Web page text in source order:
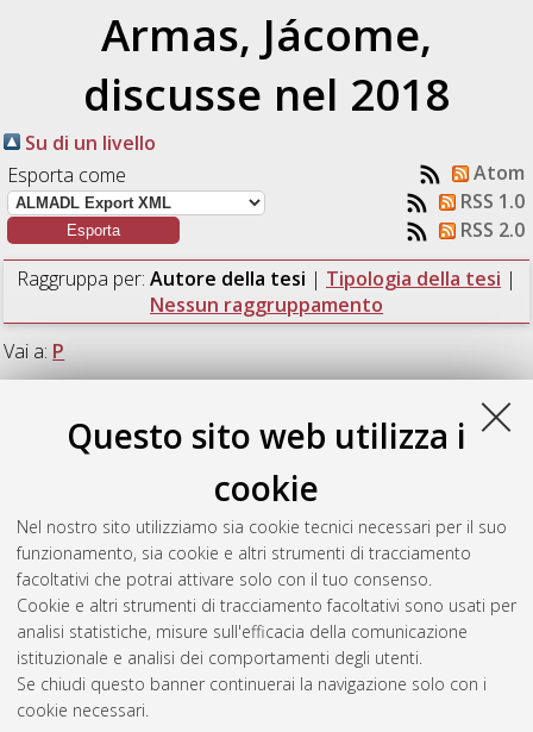
Questo sito web utilizza i
cookie
Nel nostro sito utilizziamo sia cookie tecnici necessari per il suo
funzionamento, sia cookie e altri strumenti di tracciamento
facoltativi che potrai attivare solo con il tuo consenso.
Cookie e altri strumenti di tracciamento facoltativi sono usati per
analisi statistiche, misure sull'efficacia della comunicazione
istituzionale e analisi dei comportamenti degli utenti.
Se chiudi questo banner continuerai la navigazione solo con i
cookie necessari.
Armas, Jácome,
discusse nel 2018
Su di un livello
Esporta come
Atom
RSS 1.0
RSS 2.0
Raggruppa per: Autore della tesi | Tipologia della tesi |
Nessun raggruppamento
Vai a: P
Parisini, Enrico (2018)On the dynamics and stability of
rotating higher dimensional black holes.[Laurea magistrale],
Università di Bologna, Corso di Studio inFisica [LM-DM270]
Questa lista e' stata generata ilSat Aug 8 16:45:58 2026
CEST